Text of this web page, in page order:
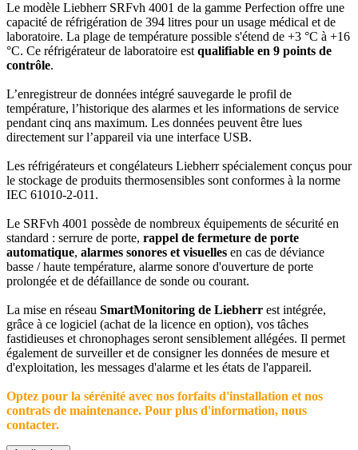
Le modèle Liebherr SRFvh 4001 de la gamme Perfection offre une
capacité de réfrigération de 394 litres pour un usage médical et de
laboratoire. La plage de température possible s'étend de +3 °C à +16
°C. Ce réfrigérateur de laboratoire est qualifiable en 9 points de
contrôle.
L’enregistreur de données intégré sauvegarde le profil de
température, l’historique des alarmes et les informations de service
pendant cinq ans maximum. Les données peuvent être lues
directement sur l’appareil via une interface USB.
Les réfrigérateurs et congélateurs Liebherr spécialement conçus pour
le stockage de produits thermosensibles sont conformes à la norme
IEC 61010-2-011.
Le SRFvh 4001 possède de nombreux équipements de sécurité en
standard : serrure de porte, rappel de fermeture de porte
automatique, alarmes sonores et visuelles en cas de déviance
basse / haute température, alarme sonore d'ouverture de porte
prolongée et de défaillance de sonde ou courant.
La mise en réseau SmartMonitoring de Liebherr est intégrée,
grâce à ce logiciel (achat de la licence en option), vos tâches
fastidieuses et chronophages seront sensiblement allégées. Il permet
également de surveiller et de consigner les données de mesure et
d'exploitation, les messages d'alarme et les états de l'appareil.
Optez pour la sérénité avec nos forfaits d'installation et nos
contrats de maintenance. Pour plus d'information, nous
contacter.